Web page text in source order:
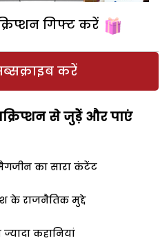
गिफ्ट करें
करें
से जुड़ेें और पाएं
का सारा कंटेंट
के राजनैतिक मुद्दे
कहानियां